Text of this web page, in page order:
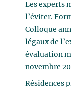
Les experts
l’éviter.
Colloque
légaux de
évaluation
novembre
Résidences